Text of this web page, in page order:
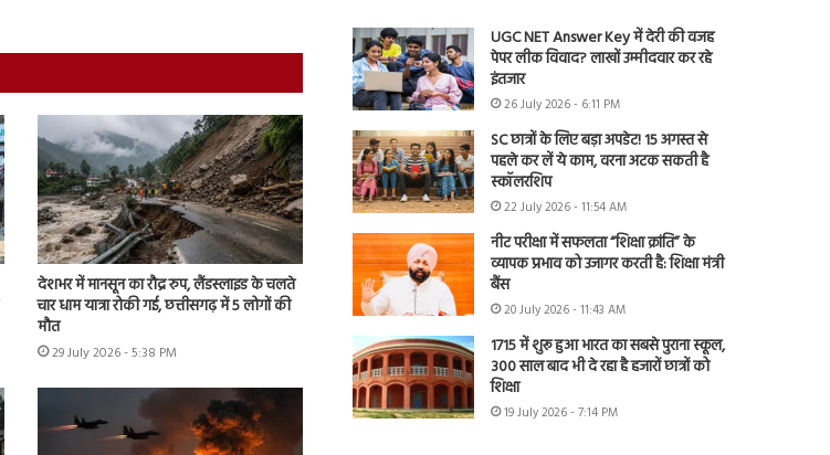
देशभर में मानसून का रौद्र रुप, लैंडस्लाइड के चलते
चार धाम यात्रा रोकी गई, छत्तीसगढ़ में 5 लोगों की
मौत
29 July 2026 - 5:38 PM
UGC NET Answer Key में देरी की वजह
पेपर लीक विवाद? लाखों उम्मीदवार कर रहे
इंतजार
26 July 2026 - 6:11 PM
SC छात्रों के लिए बड़ा अपडेट! 15 अगस्त से
पहले कर लें ये काम, वरना अटक सकती है
स्कॉलरशिप
22 July 2026 - 11:54 AM
नीट परीक्षा में सफलता “शिक्षा क्रांति” के
व्यापक प्रभाव को उजागर करती है: शिक्षा मंत्री
बैंस
20 July 2026 - 11:43 AM
1715 में शुरू हुआ भारत का सबसे पुराना स्कूल,
300 साल बाद भी दे रहा है हजारों छात्रों को
शिक्षा
19 July 2026 - 7:14 PM